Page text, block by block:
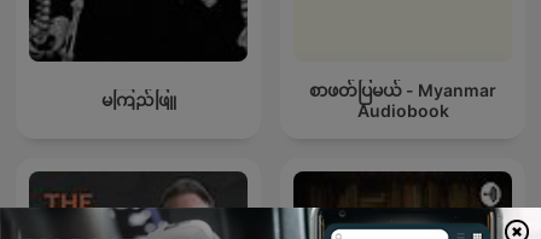
မကြည်ဖြူ
စာဖတ်ပြမယ် - Myanmar
Audiobook